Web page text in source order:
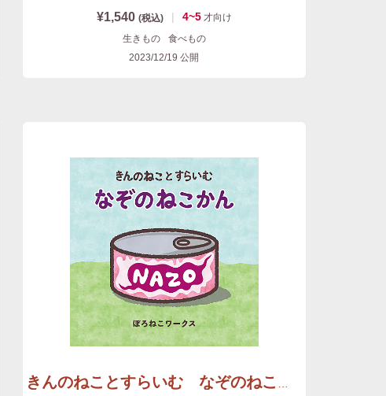
¥1,540 (税込) | 4~5 才向け
生きもの
食べもの
2023/12/19 公開